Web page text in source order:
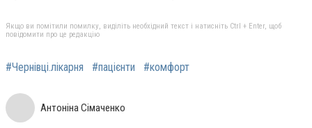
Якщо ви помітили помилку, виділіть необхідний текст і натисніть Ctrl + Enter, щоб
повідомити про це редакцію
#Чернівці.лікарня #пацієнти #комфорт
Антоніна Сімаченко